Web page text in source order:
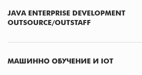
JAVA ENTERPRISE DEVELOPMENT
OUTSOURCE/OUTSTAFF
МАШИННО ОБУЧЕНИЕ И IOT